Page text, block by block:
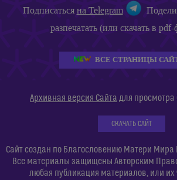
Подписатьсяна Telegram
разпечатать (или скачать в
ВСЕ СТРАНИЦЫ
Архивная версия Сайта для просмотра
СКАЧАТЬ САЙТ
Сайт создан по Благословению Матери
Все материалы защищены Авторским
любая публикация материалов, или их